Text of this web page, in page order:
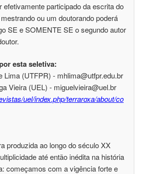
efetivamente participado da escrita do
ou um doutorando poderá
SE e SOMENTE SE o segundo autor
esta seletiva:
Lima (UTFPR) - mhlima@utfpr.edu.br
Vieira (UEL) - miguelvieira@uel.br
uel/index.php/terraroxa/about/co
produzida ao longo do século XX
até então inédita na história
começamos com a vigência forte e